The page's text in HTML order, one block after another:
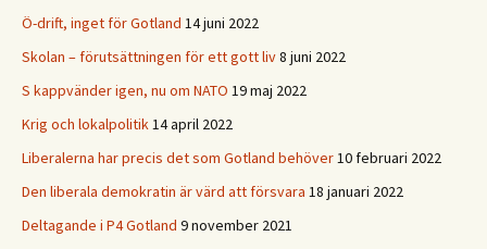
Ö-drift, inget för Gotland 14 juni 2022
Skolan – förutsättningen för ett gott liv8 juni 2022
S kappvänder igen, nu om NATO 19 maj 2022
Krig och lokalpolitik14 april 2022
Liberalerna har precis det som Gotland behöver10 februari 2022
Den liberala demokratin är värd att försvara 18 januari 2022
Deltagande i P4 Gotland 9 november 2021